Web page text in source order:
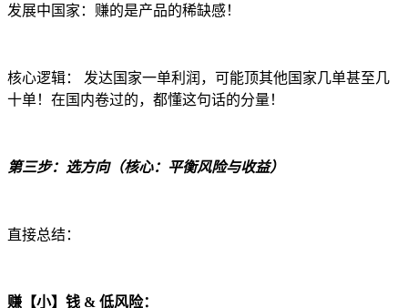
发展中国家：赚的是产品的稀缺感！
核心逻辑： 发达国家一单利润，可能顶其他国家几单甚至几
十单！在国内卷过的，都懂这句话的分量！
第三步：选方向（核心：平衡风险与收益）
直接总结：
赚【小】钱 & 低风险：